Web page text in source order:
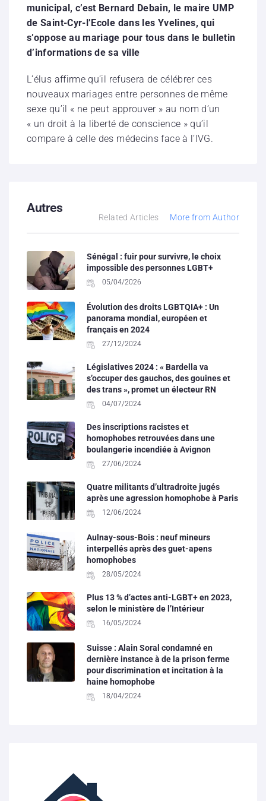
municipal, c’est Bernard Debain, le maire UMP
de Saint-Cyr-l’Ecole dans les Yvelines, qui
s’oppose au mariage pour tous dans le bulletin
d’informations de sa ville
L’élus affirme qu’il refusera de célébrer ces
nouveaux mariages entre personnes de même
sexe qu’il « ne peut approuver » au nom d’un
« un droit à la liberté de conscience » qu’il
compare à celle des médecins face à l’IVG.
Autres
Related Articles More from Author
Sénégal : fuir pour survivre, le choix
impossible des personnes LGBT+
05/04/2026
Évolution des droits LGBTQIA+ : Un
panorama mondial, européen et
français en 2024
27/12/2024
Législatives 2024 : « Bardella va
s’occuper des gauchos, des gouines et
des trans », promet un électeur RN
04/07/2024
Des inscriptions racistes et
homophobes retrouvées dans une
boulangerie incendiée à Avignon
27/06/2024
Quatre militants d’ultradroite jugés
après une agression homophobe à Paris
12/06/2024
Aulnay-sous-Bois : neuf mineurs
interpellés après des guet-apens
homophobes
28/05/2024
Plus 13 % d’actes anti-LGBT+ en 2023,
selon le ministère de l’Intérieur
16/05/2024
Suisse : Alain Soral condamné en
dernière instance à de la prison ferme
pour discrimination et incitation à la
haine homophobe
18/04/2024